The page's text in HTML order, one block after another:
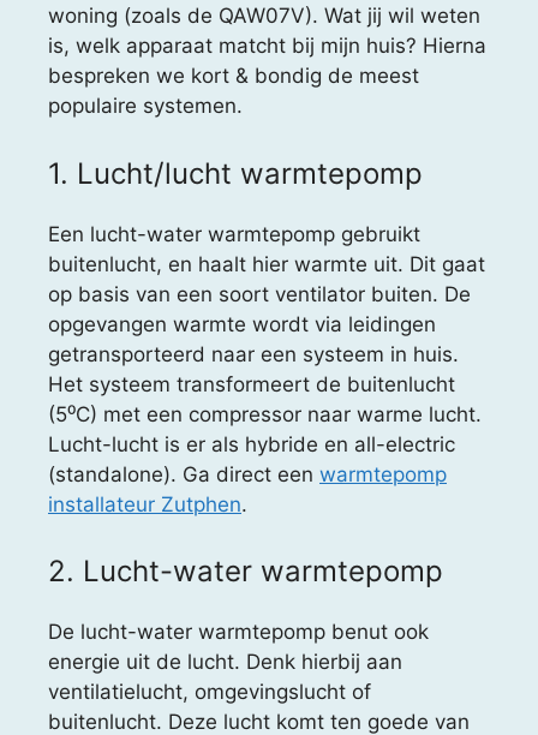
woning (zoals de QAW07V). Wat jij wil weten
is, welk apparaat matcht bij mijn huis? Hierna
bespreken we kort & bondig de meest
populaire systemen.
1. Lucht/lucht warmtepomp
Een lucht-water warmtepomp gebruikt
buitenlucht, en haalt hier warmte uit. Dit gaat
op basis van een soort ventilator buiten. De
opgevangen warmte wordt via leidingen
getransporteerd naar een systeem in huis.
Het systeem transformeert de buitenlucht
(5⁰C) met een compressor naar warme lucht.
Lucht-lucht is er als hybride en all-electric
(standalone). Ga direct een warmtepomp
installateur Zutphen.
2. Lucht-water warmtepomp
De lucht-water warmtepomp benut ook
energie uit de lucht. Denk hierbij aan
ventilatielucht, omgevingslucht of
buitenlucht. Deze lucht komt ten goede van